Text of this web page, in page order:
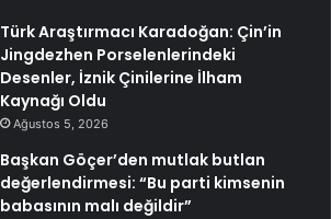
Türk Araştırmacı Karadoğan: Çin’in
Jingdezhen Porselenlerindeki
Desenler, İznik Çinilerine İlham
Kaynağı Oldu
Ağustos 5, 2026
Başkan Göçer’den mutlak butlan
değerlendirmesi: “Bu parti kimsenin
babasının malı değildir”